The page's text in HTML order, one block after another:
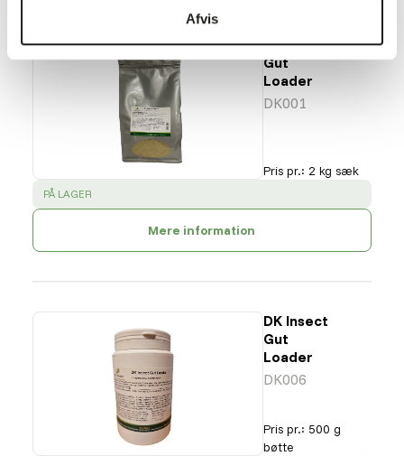
Afvis
DK Insect
Gut
Loader
DK001
Pris pr.: 2 kg sæk
SUCCESS
PÅ LAGER
Mere information
DK Insect
Gut
Loader
DK006
Pris pr.: 500 g
bøtte